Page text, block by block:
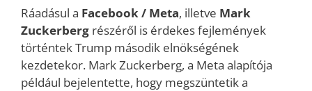
Ráadásul a Facebook / Meta, illetve Mark
Zuckerberg részéről is érdekes fejlemények
történtek Trump második elnökségének
kezdetekor. Mark Zuckerberg, a Meta alapítója
például bejelentette, hogy megszüntetik a